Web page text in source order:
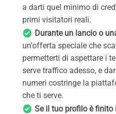
a darti quel minimo di
primi visitatori reali.
Durante un lancio o
un'offerta speciale che
permetterti di aspettare i
serve traffico adesso, e
numeri costringe la
che ti serve.
Se il tuo profilo è finito